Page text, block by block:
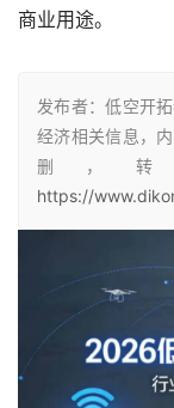
商业用途。
发布者：低空开
经济相关信息，
删，
https://